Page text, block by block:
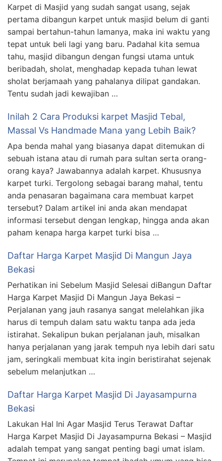
Karpet di Masjid yang sudah sangat usang, sejak
pertama dibangun karpet untuk masjid belum di ganti
sampai bertahun-tahun lamanya, maka ini waktu yang
tepat untuk beli lagi yang baru. Padahal kita semua
tahu, masjid dibangun dengan fungsi utama untuk
beribadah, sholat, menghadap kepada tuhan lewat
sholat berjamaah yang pahalanya dilipat gandakan.
Tentu sudah jadi kewajiban …
Inilah 2 Cara Produksi karpet Masjid Tebal,
Massal Vs Handmade Mana yang Lebih Baik?
Apa benda mahal yang biasanya dapat ditemukan di
sebuah istana atau di rumah para sultan serta orang-
orang kaya? Jawabannya adalah karpet. Khususnya
karpet turki. Tergolong sebagai barang mahal, tentu
anda penasaran bagaimana cara membuat karpet
tersebut? Dalam artikel ini anda akan mendapat
informasi tersebut dengan lengkap, hingga anda akan
paham kenapa harga karpet turki bisa …
Daftar Harga Karpet Masjid Di Mangun Jaya
Bekasi
Perhatikan ini Sebelum Masjid Selesai diBangun Daftar
Harga Karpet Masjid Di Mangun Jaya Bekasi –
Perjalanan yang jauh rasanya sangat melelahkan jika
harus di tempuh dalam satu waktu tanpa ada jeda
istirahat. Sekalipun bukan perjalanan jauh, misalkan
hanya perjalanan yang jarak tempuh nya lebih dari satu
jam, seringkali membuat kita ingin beristirahat sejenak
sebelum melanjutkan …
Daftar Harga Karpet Masjid Di Jayasampurna
Bekasi
Lakukan Hal Ini Agar Masjid Terus Terawat Daftar
Harga Karpet Masjid Di Jayasampurna Bekasi – Masjid
adalah tempat yang sangat penting bagi umat islam.